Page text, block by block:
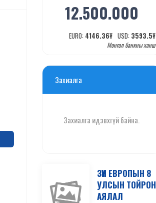
12.500.000
USD: 3593.5₮
EURO: 4146.36₮
Монгол банкны ханш
Захиалга
Захиалга идэвхгүй байна.
ЗҮҮН ЕВРОПЫН 8
УЛСЫН ТОЙРОН
АЯЛАЛ